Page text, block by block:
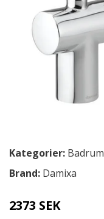
Kategorier: Badrum
Brand: Damixa
2373 SEK